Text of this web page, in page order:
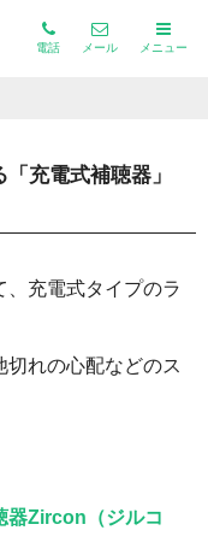
電話 メール メニュー
充電式補聴器」
充電式タイプのラ
切れの心配などのス
器Zircon（ジルコ